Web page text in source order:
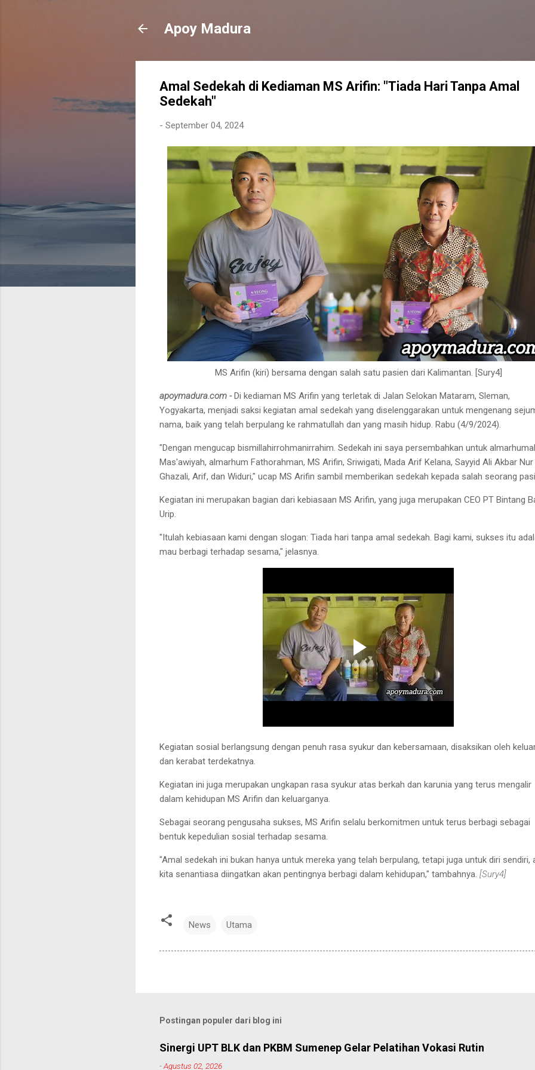
Apoy Madura
Amal Sedekah di Kediaman MS Arifin: "Tiada Hari Tanpa Amal
Sedekah"
- September 04, 2024
MS Arifin (kiri) bersama dengan salah satu pasien dari Kalimantan. [Sury4]
apoymadura.com -Di kediaman MS Arifin yang terletak di Jalan Selokan Mataram, Sleman,
Yogyakarta, menjadi saksi kegiatan amal sedekah yang diselenggarakan untuk mengenang
nama, baik yang telah berpulang ke rahmatullah dan yang masih hidup. Rabu (4/9/2024).
"Dengan mengucap bismillahirrohmanirrahim. Sedekah ini saya persembahkan untuk
Mas'awiyah, almarhum Fathorahman, MS Arifin, Sriwigati, Mada Arif Kelana, Sayyid Ali Akbar Nur
Ghazali, Arif, dan Widuri," ucap MS Arifin sambil memberikan sedekah kepada salah seorang
Kegiatan ini merupakan bagian dari kebiasaan MS Arifin, yang juga merupakan CEO PT Bintang
Urip.
"Itulah kebiasaan kami dengan slogan: Tiada hari tanpa amal sedekah. Bagi kami, sukses itu
mau berbagi terhadap sesama," jelasnya.
Kegiatan sosial berlangsung dengan penuh rasa syukur dan kebersamaan, disaksikan oleh
dan kerabat terdekatnya.
Kegiatan ini juga merupakan ungkapan rasa syukur atas berkah dan karunia yang terus mengalir
dalam kehidupan MS Arifin dan keluarganya.
Sebagai seorang pengusaha sukses, MS Arifin selalu berkomitmen untuk terus berbagi sebagai
bentuk kepedulian sosial terhadap sesama.
"Amal sedekah ini bukan hanya untuk mereka yang telah berpulang, tetapi juga untuk diri sendiri,
kita senantiasa diingatkan akan pentingnya berbagi dalam kehidupan," tambahnya. [Sury4]
News Utama
Postingan populer dari blog ini
Sinergi UPT BLK dan PKBM Sumenep Gelar Pelatihan Vokasi Rutin
-Agustus 02, 2026